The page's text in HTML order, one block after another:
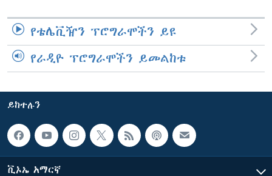
የቴሌቪዥን ፕሮግራሞችን ይዩ
የራዲዮ ፕሮግራሞችን ይመልከቱ
ይከተሉን
ቪኦኤ አማርኛ